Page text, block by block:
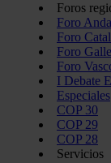
Foros
Foro
Foro
Foro
Foro
I Debate
Especiales
COP 30
COP 29
COP 28
Servicios